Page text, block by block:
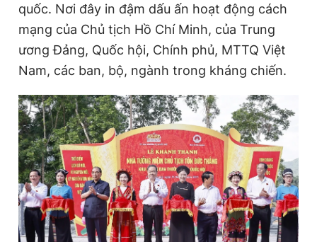
Theo dõi báo trên
Hotline
0906 645 777
Liên hệ quảng cáo
0908 780 404
Đặt báo Quảng cáo RSS Tòa soạn Chính sách bảo
Tổng biên tập: Nguyễn Ngọc Toàn
Phó tổng biên tập thường trực: Hải Thành
Phó tổng biên tập: Lâm Hiếu Dũng
Phó tổng biên tập: Trần Việt Hưng
quốc. Nơi đây in đậm dấu ấn hoạt động cách
mạng của Chủ tịch Hồ Chí Minh, của Trung
ương Đảng, Quốc hội, Chính phủ, MTTQ Việt
Nam, các ban, bộ, ngành trong kháng chiến.